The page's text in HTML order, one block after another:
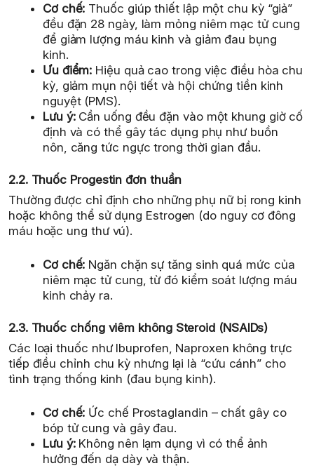
Cơ chế: Thuốc giúp thiết lập một chu kỳ “giả”
đều đặn 28 ngày, làm mỏng niêm mạc tử cung
để giảm lượng máu kinh và giảm đau bụng
kinh.
Ưu điểm: Hiệu quả cao trong việc điều hòa chu
kỳ, giảm mụn nội tiết và hội chứng tiền kinh
nguyệt (PMS).
Lưu ý:Cần uống đều đặn vào một khung giờ cố
định và có thể gây tác dụng phụ như buồn
nôn, căng tức ngực trong thời gian đầu.
2.2. Thuốc Progestin đơn thuần
Thường được chỉ định cho những phụ nữ bị rong kinh
hoặc không thể sử dụng Estrogen (do nguy cơ đông
máu hoặc ung thư vú).
Cơ chế: Ngăn chặn sự tăng sinh quá mức của
niêm mạc tử cung, từ đó kiểm soát lượng máu
kinh chảy ra.
2.3. Thuốc chống viêm không Steroid (NSAIDs)
Các loại thuốc như Ibuprofen, Naproxen không trực
tiếp điều chỉnh chu kỳ nhưng lại là “cứu cánh” cho
tình trạng thống kinh (đau bụng kinh).
Cơ chế: Ức chế Prostaglandin – chất gây co
bóp tử cung và gây đau.
Lưu ý:Không nên lạm dụng vì có thể ảnh
hưởng đến dạ dày và thận.